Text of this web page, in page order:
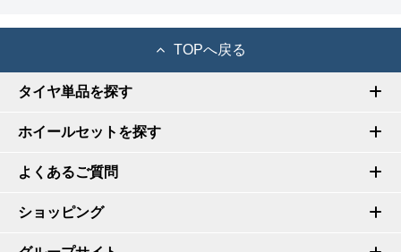
TOPへ戻る
タイヤ単品を探す
ホイールセットを探す
よくあるご質問
ショッピング